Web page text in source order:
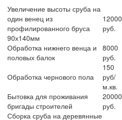
Увеличение высоты сруба на
один венец из
профилированного бруса
90х140мм
12000
руб.
Обработка нижнего венца и
половых балок
8000
руб.
Обработка чернового пола
150
руб/
м.кв.
Бытовка для проживания
бригады строителей
20000
руб.
Сборка сруба на деревянные